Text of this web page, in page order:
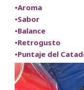
•Aroma
•Sabor
•Balance
•Retrogusto
•Puntaje del